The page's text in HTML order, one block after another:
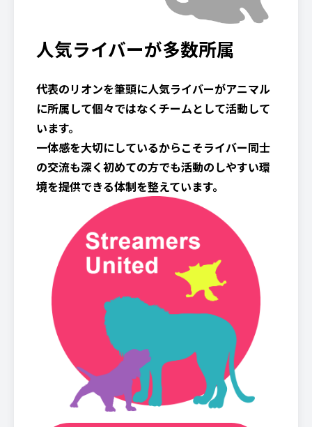
人気ライバーが多数所属
代表のリオンを筆頭に人気ライバーがアニマル
に所属して個々ではなくチームとして活動して
います。
一体感を大切にしているからこそライバー同士
の交流も深く初めての方でも活動のしやすい環
境を提供できる体制を整えています。